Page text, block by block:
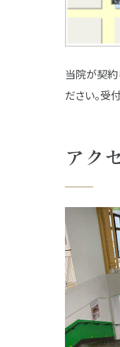
当院が契約
ださい。受
アク